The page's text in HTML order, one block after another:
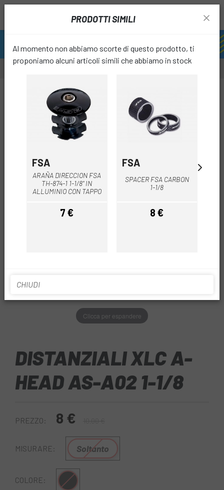
Clicca per espandere
DISTANZIALI XLC A-
HEAD AS-A02 1-1/8
PREZZO: 8 €
MISURARE: Soltanto
COLORE: Nero
PRODOTTI SIMILI
Al momento non abbiamo scorte di questo prodotto, ti
proponiamo alcuni articoli simili che abbiamo in stock
FSA
ARAÑA DIRECCION FSA
TH-874-1 1-1/8" IN
ALLUMINIO CON TAPPO
Prezzo
7 €
FSA
SPACER FSA CARBON
1-1/8
Prezzo
8 €
CHIUDI